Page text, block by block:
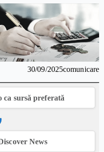
30/09/2025comunicare
ca sursă preferată
News